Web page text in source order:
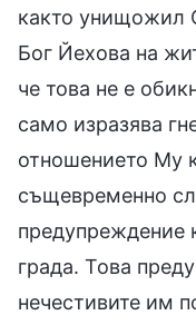
както унищожил
Бог Йехова на
че това не е
само изразява
отношението Му
същевременно
предупреждение
града. Това
нечестивите им